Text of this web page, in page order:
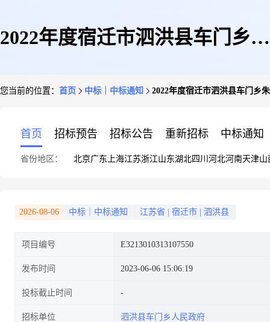
2022年度宿迁市泗洪县车门乡朱
您当前的位置： 首页 中标｜中标通知 2022年度宿迁市泗洪县车门乡
首页 招标预告 招标公告 重新招标 中标通知
省份地区： 北京广东 上海江苏浙江山东湖北四川 河北河南天津山
2026-08-06 中标｜中标通知 江苏省 宿迁市 泗洪县
项目编号 E3213010313107550
发布时间 2023-06-06 15:06:19
投标截止时间
招标单位 泗洪县车门乡人民政府